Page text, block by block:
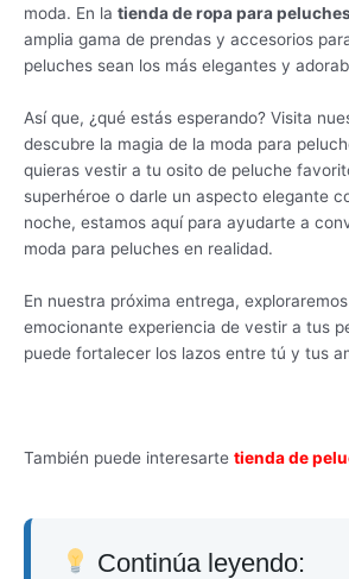
moda. En la tienda de ropa para
amplia gama de prendas y accesorios
peluches sean los más elegantes y
Así que, ¿qué estás esperando? Visita
descubre la magia de la moda para
quieras vestir a tu osito de peluche
superhéroe o darle un aspecto elegante
noche, estamos aquí para ayudarte a
moda para peluches en realidad.
En nuestra próxima entrega,
emocionante experiencia de vestir a tus
puede fortalecer los lazos entre tú y tus
También puede interesarte tienda de
Continúa leyendo: